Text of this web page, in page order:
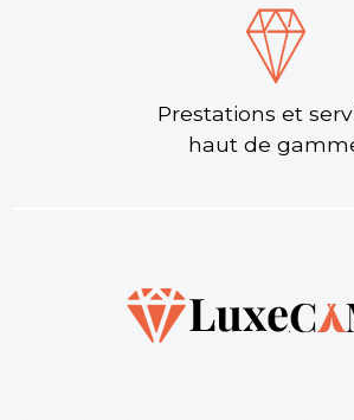
Prestations et
haut de